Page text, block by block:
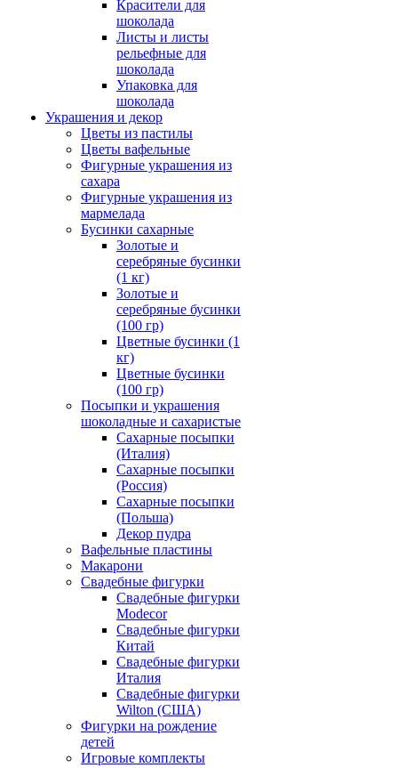
Красители для
шоколада
Листы и листы
рельефные для
шоколада
Упаковка для
шоколада
Украшения и декор
Цветы из пастилы
Цветы вафельные
Фигурные украшения из
сахара
Фигурные украшения из
мармелада
Бусинки сахарные
Золотые и
серебряные бусинки
(1 кг)
Золотые и
серебряные бусинки
(100 гр)
Цветные бусинки (1
кг)
Цветные бусинки
(100 гр)
Посыпки и украшения
шоколадные и сахаристые
Сахарные посыпки
(Италия)
Сахарные посыпки
(Россия)
Сахарные посыпки
(Польша)
Декор пудра
Вафельные пластины
Макарони
Свадебные фигурки
Свадебные фигурки
Modecor
Свадебные фигурки
Китай
Свадебные фигурки
Италия
Свадебные фигурки
Wilton (США)
Фигурки на рождение
детей
Игровые комплекты